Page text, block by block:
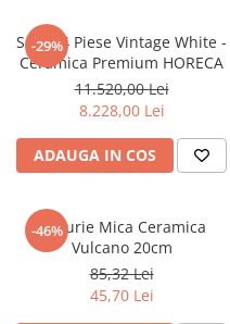
-29%
Set 144 Piese Vintage White -
Ceramica Premium HORECA
11.520,00 Lei
8.228,00 Lei
ADAUGA IN COS
-46%
Farfurie Mica Ceramica
Vulcano 20cm
85,32 Lei
45,70 Lei